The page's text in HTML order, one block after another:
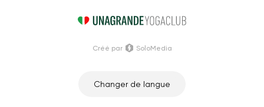
Changer de langue
Créé par SoloMedia